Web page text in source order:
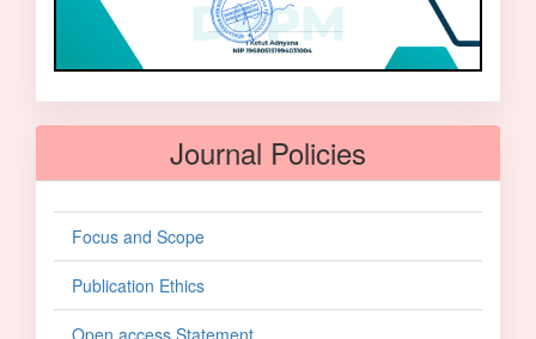
Journal Policies
Focus and Scope
Publication Ethics
Open access Statement